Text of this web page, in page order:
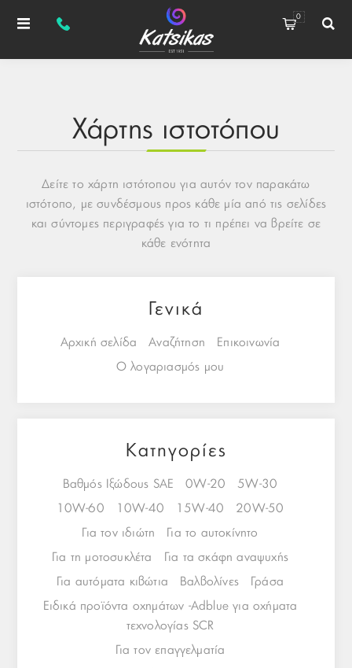
0
Χάρτης ιστοτόπου
Δείτε το χάρτη ιστότοπου για αυτόν τον παρακάτω
ιστότοπο, με συνδέσμους προς κάθε μία από τις σελίδες
και σύντομες περιγραφές για το τι πρέπει να βρείτε σε
κάθε ενότητα
Γενικά
Αρχική σελίδα Αναζήτηση Επικοινωνία
Ο λογαριασμός μου
Κατηγορίες
Βαθμός Ιξώδους SAE 0W-20 5W-30
10W-60 10W-40 15W-40 20W-50
Για τον ιδιώτη Για το αυτοκίνητο
Για τη μοτοσυκλέτα Για τα σκάφη αναψυχής
Για αυτόματα κιβώτια Βαλβολίνες Γράσα
Ειδικά προϊόντα οχημάτων -Adblue για οχήματα
τεχνολογίας SCR
Για τον επαγγελματία